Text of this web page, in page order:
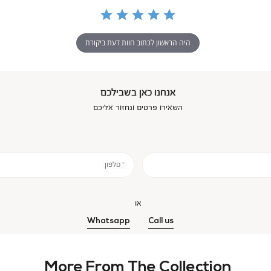
היה הראשון לכתוב חוות דעת ביקורת
אנחנו כאן בשבילכם
השאירו פרטים ונחזור אליכם
* טלפון
או
Call us
Whatsapp
More From The Collection